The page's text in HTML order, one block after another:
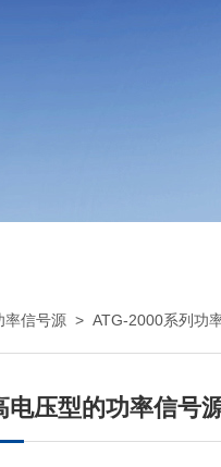
率信号源 > ATG-2000系列功
电压型的功率信号